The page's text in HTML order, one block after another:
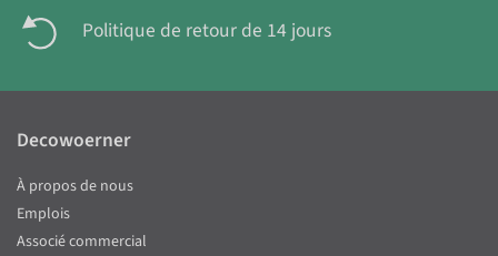
Politique de retour de 14 jours
Decowoerner
À propos de nous
Emplois
Associé commercial